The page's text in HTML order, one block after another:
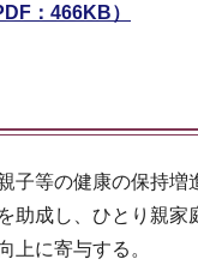
：466KB）
子等の健康の保持増
助成し、ひとり親家
上に寄与する。